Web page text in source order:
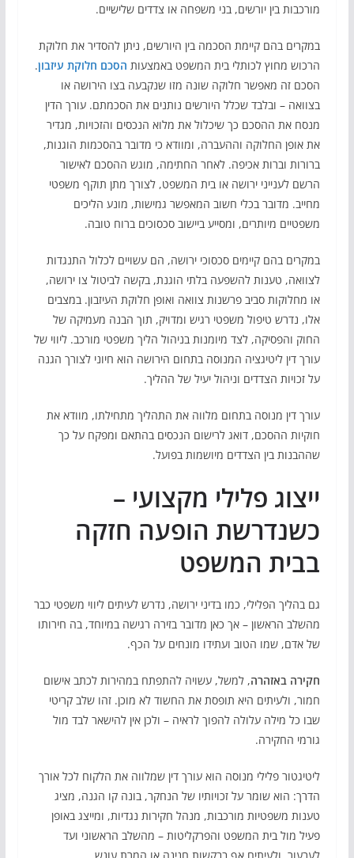
מורכבות בין יורשים, בני משפחה או צדדים שלישיים.
במקרים בהם קיימת הסכמה בין היורשים, ניתן להסדיר את חלוקת
הרכוש מחוץ לכותלי בית המשפט באמצעות הסכם חלוקת עיזבון.
הסכם זה מאפשר חלוקה שונה מזו שנקבעה בצו הירושה או
בצוואה – ובלבד שכלל היורשים נותנים את הסכמתם. עורך הדין
מנסח את ההסכם כך שיכלול את מלוא הנכסים והזכויות, מגדיר
את אופן החלוקה וההעברה, ומוודא כי מדובר בהסכמות הוגנות,
ברורות וברות אכיפה. לאחר החתימה, מוגש ההסכם לאישור
הרשם לענייני ירושה או בית המשפט, לצורך מתן תוקף משפטי
מחייב. מדובר בכלי חשוב המאפשר גמישות, מונע הליכים
משפטיים מיותרים, ומסייע ביישוב סכסוכים ברוח טובה.
במקרים בהם קיימים סכסוכי ירושה, הם עשויים לכלול התנגדות
לצוואה, טענות להשפעה בלתי הוגנת, בקשה לביטול צו ירושה,
או מחלוקות סביב פרשנות צוואה ואופן חלוקת העיזבון. במצבים
אלו, נדרש טיפול משפטי רגיש ומדויק, תוך הבנה מעמיקה של
החוק והפסיקה, לצד מיומנות בניהול הליך משפטי מורכב. ליווי של
עורך דין ליטיגציה המנוסה בתחום הירושה הוא חיוני לצורך הגנה
על זכויות הצדדים וניהול יעיל של ההליך.
עורך דין מנוסה בתחום מלווה את התהליך מתחילתו, מוודא את
חוקיות ההסכם, דואג לרישום הנכסים בהתאם ומפקח על כך
שההבנות בין הצדדים מיושמות בפועל.
ייצוג פלילי מקצועי –
כשנדרשת הופעה חזקה
בבית המשפט
גם בהליך הפלילי, כמו בדיני ירושה, נדרש לעיתים ליווי משפטי כבר
מהשלב הראשון – אך כאן מדובר בזירה רגישה במיוחד, בה חירותו
של אדם, שמו הטוב ועתידו מונחים על הכף.
חקירה באזהרה, למשל, עשויה להתפתח במהירות לכתב אישום
חמור, ולעיתים היא תופסת את החשוד לא מוכן. זהו שלב קריטי
שבו כל מילה עלולה להפוך לראיה – ולכן אין להישאר לבד מול
גורמי החקירה.
ליטיגטור פלילי מנוסה הוא עורך דין שמלווה את הלקוח לכל אורך
הדרך: הוא שומר על זכויותיו של הנחקר, בונה קו הגנה, מציג
טענות משפטיות מורכבות, מנהל חקירות נגדיות, ומייצג באופן
פעיל מול בית המשפט והפרקליטות – מהשלב הראשוני ועד
לערעור, ולעיתים אף בבקשות חנינה או המרת עונש.